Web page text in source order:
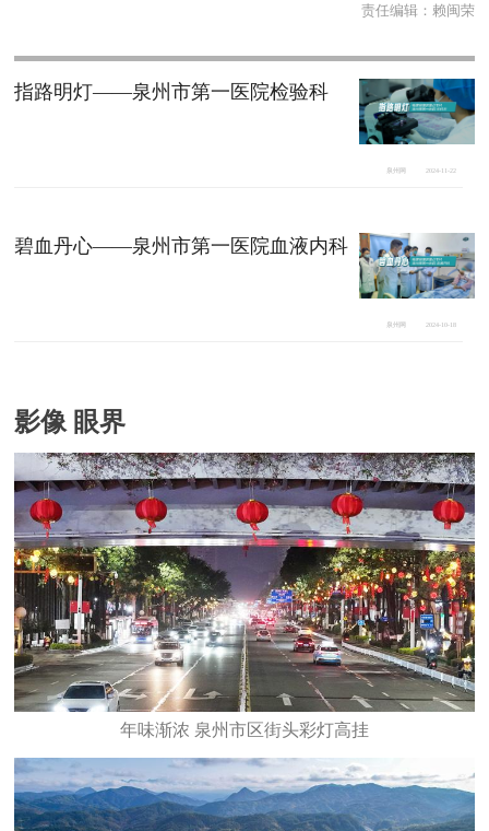
责任编辑： 赖闽荣
指路明灯——泉州市第一医院检验科
泉州网 2024-11-22
碧血丹心——泉州市第一医院血液内科
泉州网 2024-10-18
影像 眼界
年味渐浓 泉州市区街头彩灯高挂